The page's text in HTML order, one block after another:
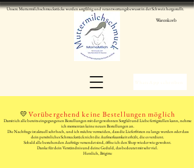
Unsere Muttermilchschmuckstücke werden sorgfältig und verantwortungsbewusst in der Schweiz hergestellt.
Warenkorb
💛Vorübergehend keine Bestellungen möglich
Damit ich alle bereits eingegangenen Bestellungen mit der gewohnten Sorgfalt und Liebe fertigstellen kann, nehme
ich momentan keine neuen Bestellungen an.
Die Nachfrage ist aktuell sehr hoch, und ich möchte vermeiden, dass die Lieferfristen zu lange werden oder dass
dein persönliches Schmuckstück nicht die Aufmerksamkeit erhält, die es verdient.
Sobald alle bestehenden Aufträge versendet sind, öffne ich den Shop wieder wie gewohnt.
Danke für dein Verständnis und deine Geduld, das bedeutet mir sehr viel.
Herzlich, Brigitte